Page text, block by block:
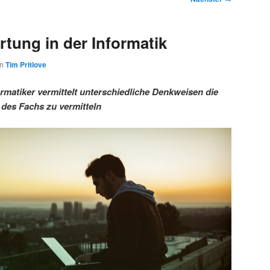
in der Informatik
Tim Pritlove
vermittelt unterschiedliche Denkweisen die
Fachs zu vermitteln